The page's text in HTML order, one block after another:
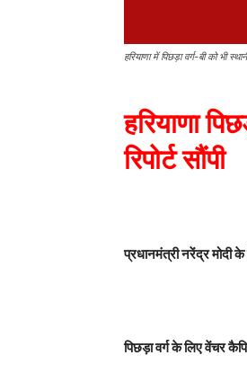
हरियाणा में पिछड़ा वर्ग-बी को भी
हरियाणा
रिपोर्ट सौंपी
प्रधानमंत्री नरेंद्र मोदी
पिछड़ा वर्ग के लिए वेंचर